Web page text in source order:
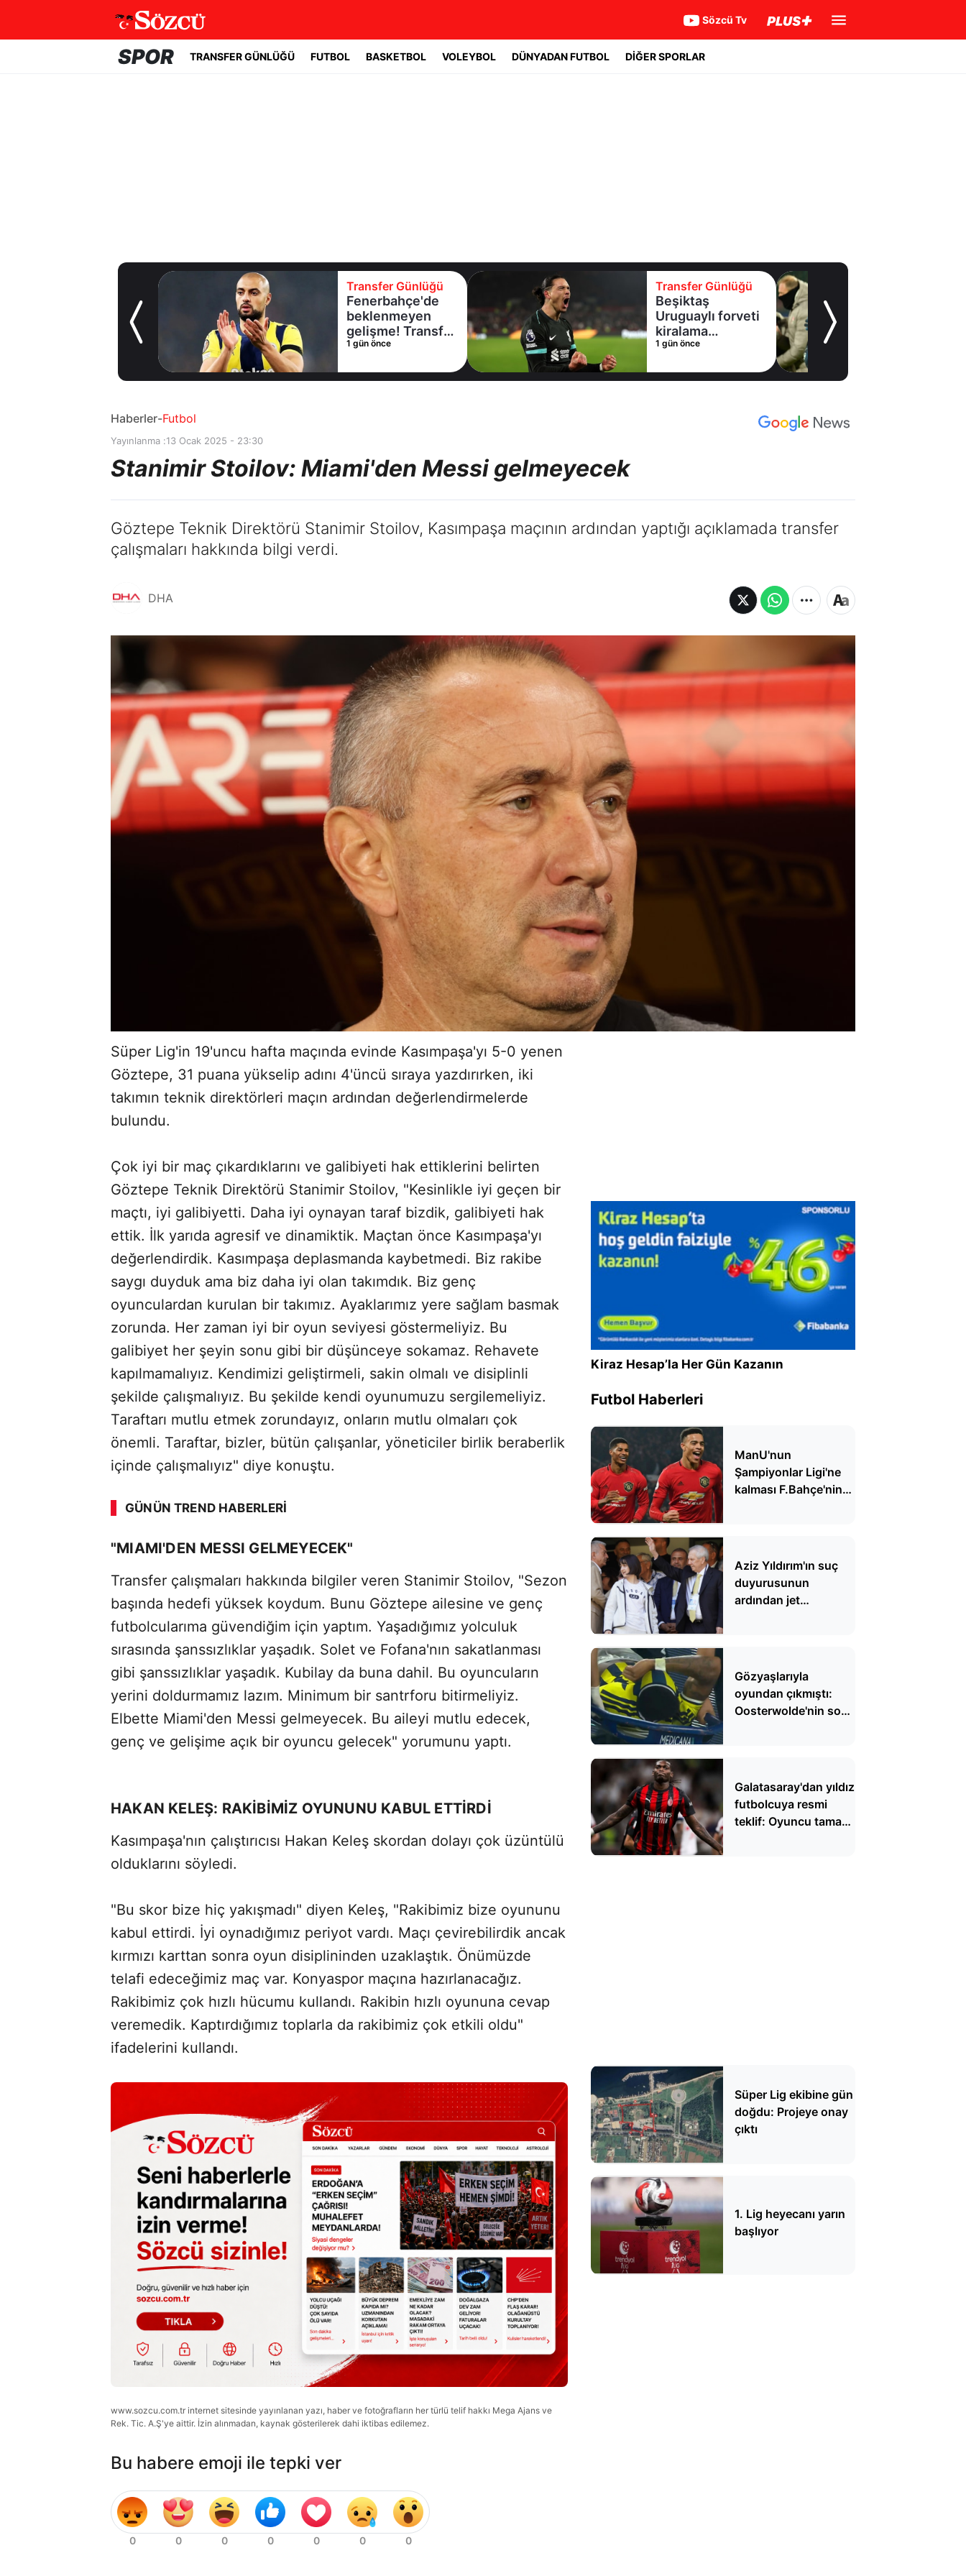
Sözcü Tv
SPOR TRANSFER GÜNLÜĞÜ FUTBOL BASKETBOL VOLEYBOL DÜNYADAN FUTBOL DİĞER SPORLAR
gelişme! Transfer
Transfer Günlüğü
Beşiktaş
Uruguaylı forveti
kiralama
konusunda Al
Adım adım Nunez
1 gün önce
Transfer Günlüğü
Batrakov’da ikinci
raunt
1 gün önce
Haberler-Futbol
Yayınlanma :13 Ocak 2025 - 23:30
Stanimir Stoilov: Miami'den Messi gelmeyecek
Göztepe Teknik Direktörü Stanimir Stoilov, Kasımpaşa maçının ardından yaptığı açıklamada transfer
çalışmaları hakkında bilgi verdi.
DHA
Süper Lig'in 19'uncu hafta maçında evinde Kasımpaşa'yı 5-0 yenen
Göztepe, 31 puana yükselip adını 4'üncü sıraya yazdırırken, iki
takımın teknik direktörleri maçın ardından değerlendirmelerde
bulundu.
Çok iyi bir maç çıkardıklarını ve galibiyeti hak ettiklerini belirten
Göztepe Teknik Direktörü Stanimir Stoilov, "Kesinlikle iyi geçen bir
maçtı, iyi galibiyetti. Daha iyi oynayan taraf bizdik, galibiyeti hak
ettik. İlk yarıda agresif ve dinamiktik. Maçtan önce Kasımpaşa'yı
değerlendirdik. Kasımpaşa deplasmanda kaybetmedi. Biz rakibe
saygı duyduk ama biz daha iyi olan takımdık. Biz genç
oyunculardan kurulan bir takımız. Ayaklarımız yere sağlam basmak
zorunda. Her zaman iyi bir oyun seviyesi göstermeliyiz. Bu
galibiyet her şeyin sonu gibi bir düşünceye sokamaz. Rehavete
kapılmamalıyız. Kendimizi geliştirmeli, sakin olmalı ve disiplinli
şekilde çalışmalıyız. Bu şekilde kendi oyunumuzu sergilemeliyiz.
Taraftarı mutlu etmek zorundayız, onların mutlu olmaları çok
önemli. Taraftar, bizler, bütün çalışanlar, yöneticiler birlik beraberlik
içinde çalışmalıyız" diye konuştu.
GÜNÜN TREND HABERLERI
"MIAMI'DEN MESSI GELMEYECEK"
Transfer çalışmaları hakkında bilgiler veren Stanimir Stoilov, "Sezon
başında hedefi yüksek koydum. Bunu Göztepe ailesine ve genç
futbolcularıma güvendiğim için yaptım. Yaşadığımız yolculuk
sırasında şanssızlıklar yaşadık. Solet ve Fofana'nın sakatlanması
gibi şanssızlıklar yaşadık. Kubilay da buna dahil. Bu oyuncuların
yerini doldurmamız lazım. Minimum bir santrforu bitirmeliyiz.
Elbette Miami'den Messi gelmeyecek. Bu aileyi mutlu edecek,
genç ve gelişime açık bir oyuncu gelecek" yorumunu yaptı.
HAKAN KELEŞ: RAKİBİMİZ OYUNUNU KABUL ETTİRDİ
Kasımpaşa'nın çalıştırıcısı Hakan Keleş skordan dolayı çok üzüntülü
olduklarını söyledi.
"Bu skor bize hiç yakışmadı" diyen Keleş, "Rakibimiz bize oyununu
kabul ettirdi. İyi oynadığımız periyot vardı. Maçı çevirebilirdik ancak
kırmızı karttan sonra oyun disiplininden uzaklaştık. Önümüzde
telafi edeceğimiz maç var. Konyaspor maçına hazırlanacağız.
Rakibimiz çok hızlı hücumu kullandı. Rakibin hızlı oyununa cevap
veremedik. Kaptırdığımız toplarla da rakibimiz çok etkili oldu"
ifadelerini kullandı.
www.sozcu.com.tr internet sitesinde yayınlanan yazı, haber ve fotoğrafların her türlü telif hakkı Mega Ajans ve
Rek. Tic. A.Ş'ye aittir. İzin alınmadan, kaynak gösterilerek dahi iktibas edilemez.
Bu habere emoji ile tepki ver
Kiraz Hesap’la Her Gün Kazanın
Futbol Haberleri
ManU'nun
Şampiyonlar Ligi'ne
kalması F.Bahçe'nin
Aziz Yıldırım'ın suç
duyurusunun
ardından jet
Gözyaşlarıyla
oyundan çıkmıştı:
Oosterwolde'nin son
Galatasaray'dan yıldız
futbolcuya resmi
teklif: Oyuncu tamam
Süper Lig ekibine gün
doğdu: Projeye onay
çıktı
1. Lig heyecanı yarın
başlıyor